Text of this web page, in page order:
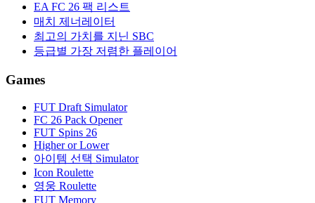
EA FC 26 팩 리스트
매치 제너레이터
최고의 가치를 지닌 SBC
등급별 가장 저렴한 플레이어
Games
FUT Draft Simulator
FC 26 Pack Opener
FUT Spins 26
Higher or Lower
아이템 선택 Simulator
Icon Roulette
영웅 Roulette
FUT Memory